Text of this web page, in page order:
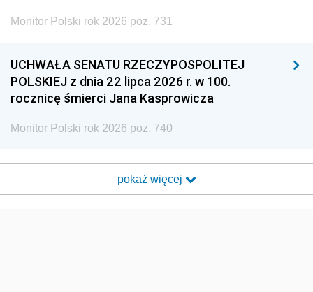
Monitor Polski rok 2026 poz. 731
UCHWAŁA SENATU RZECZYPOSPOLITEJ
POLSKIEJ z dnia 22 lipca 2026 r. w 100.
rocznicę śmierci Jana Kasprowicza
Monitor Polski rok 2026 poz. 740
pokaż więcej